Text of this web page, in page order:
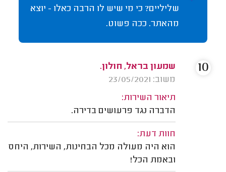
שליליים? כי מי שיש לו הרבה כאלו - יוצא
מהאתר. ככה פשוט.
שמעון בראל, חולון.
משוב: 23/05/2021
תיאור השירות:
הדברה נגד פרעושים בדירה.
חוות דעת:
הוא היה מעולה מכל הבחינות, השירות, היחס
ובאמת הכל!
10